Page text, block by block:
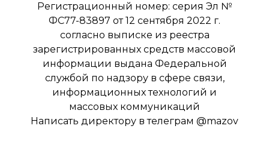
Регистрационный номер: серия Эл №
ФС77-83897 от 12 сентября 2022 г.
согласно выписке из реестра
зарегистрированных средств массовой
информации выдана Федеральной
службой по надзору в сфере связи,
информационных технологий и
массовых коммуникаций
Написать директору в телеграм @mazov